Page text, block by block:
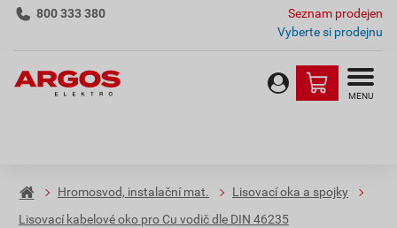
800 333 380
Seznam prodejen
Vyberte si prodejnu
MENU
Hromosvod, instalační mat.
Lisovací oka a spojky
Lisovací kabelové oko pro Cu vodič dle DIN 46235